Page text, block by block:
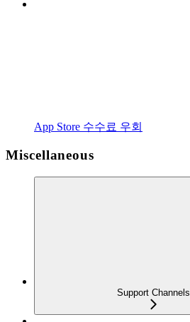
App Store 수수료 우회
Miscellaneous
Support Channels